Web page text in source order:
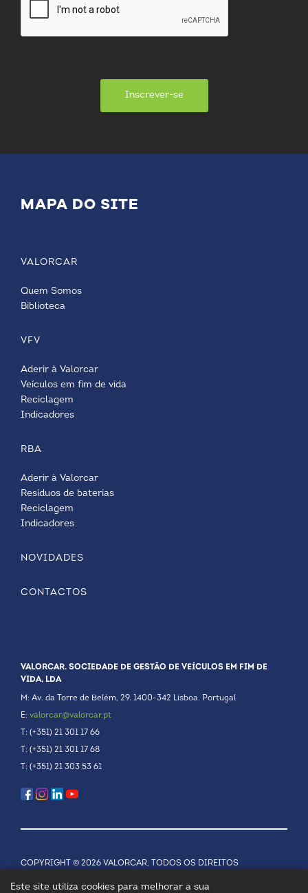
Inscrever-se
MAPA DO SITE
VALORCAR
Quem Somos
Biblioteca
VFV
Aderir à Valorcar
Veículos em fim de vida
Reciclagem
Indicadores
RBA
Aderir à Valorcar
Resíduos de baterias
Reciclagem
Indicadores
NOVIDADES
CONTACTOS
VALORCAR. SOCIEDADE DE GESTÃO DE VEÍCULOS EM FIM DE
VIDA, LDA
M: Av. da Torre de Belém, 29. 1400-342 Lisboa. Portugal
E: valorcar@valorcar.pt
T: (+351) 21 301 17 66
T: (+351) 21 301 17 68
T: (+351) 21 303 53 61
COPYRIGHT © 2026 VALORCAR, TODOS OS DIREITOS
Este site utiliza cookies para melhorar a sua